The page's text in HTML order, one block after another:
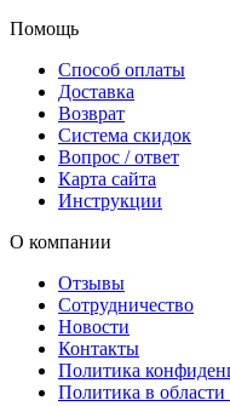
Помощь
Способ оплаты
Доставка
Возврат
Система скидок
Вопрос / ответ
Карта сайта
Инструкции
О компании
Отзывы
Сотрудничество
Новости
Контакты
Политика
Политика в